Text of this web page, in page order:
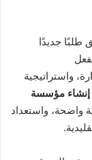
طلبًا جديدًا
واستراتيجية
إنشاء مؤسسة
واضحة، واستعداد